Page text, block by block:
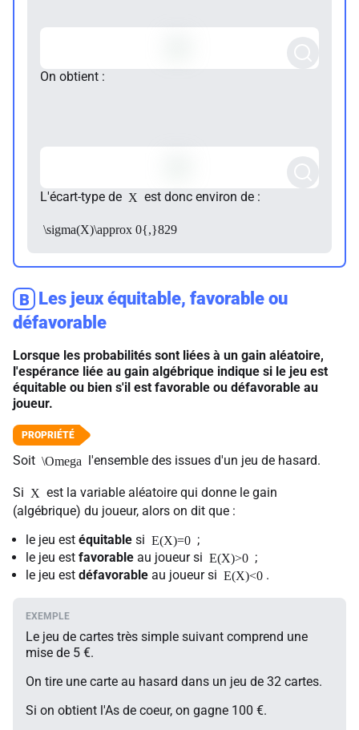
On obtient :
L'écart-type de X est donc environ de :
\sigma(X)\approx 0{,}829
B Les jeux équitable, favorable ou
défavorable
Lorsque les probabilités sont liées à un gain aléatoire,
l'espérance liée au gain algébrique indique si le jeu est
équitable ou bien s'il est favorable ou défavorable au
joueur.
Soit \Omega l'ensemble des issues d'un jeu de hasard.
Si X est la variable aléatoire qui donne le gain
(algébrique) du joueur, alors on dit que :
le jeu est équitable si E(X)=0 ;
le jeu est favorable au joueur si E(X)>0 ;
le jeu est défavorable au joueur si E(X)<0 .
Le jeu de cartes très simple suivant comprend une
mise de 5 €.
On tire une carte au hasard dans un jeu de 32 cartes.
Si on obtient l'As de coeur, on gagne 100 €.